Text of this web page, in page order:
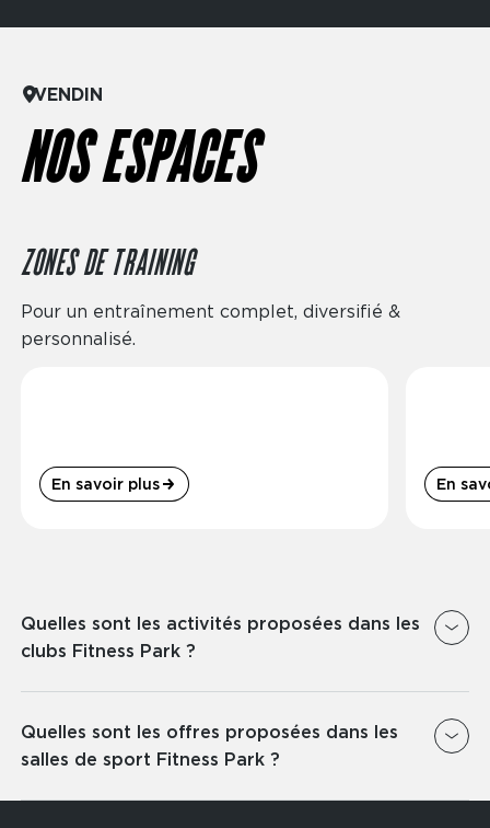
VENDIN
NOS ESPACES
ZONES DE TRAINING
Pour un entraînement complet, diversifié &
personnalisé.
En savoir plus En
Quelles sont les activités proposées dans les
clubs Fitness Park ?
un espaceMusculation,Cardio&Cross-Training
afin que tu puisses venir t'entraîner dans les
Quelles sont les offres proposées dans les
salles de sport Fitness Park ?